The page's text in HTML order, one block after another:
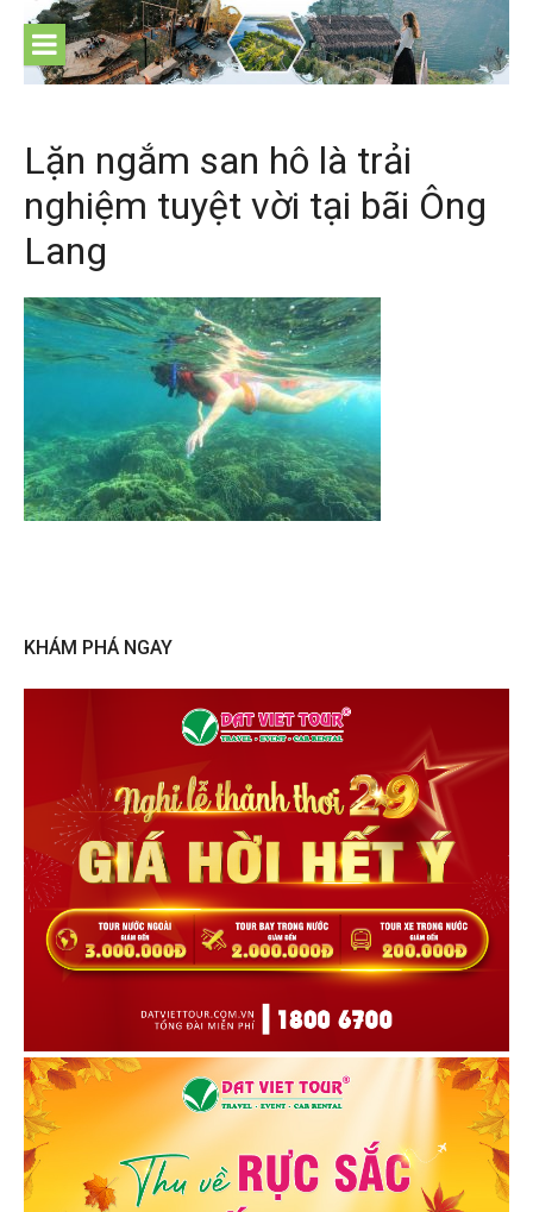
content
Lặn ngắm san hô là trải
nghiệm tuyệt vời tại bãi Ông
Lang
KHÁM PHÁ NGAY